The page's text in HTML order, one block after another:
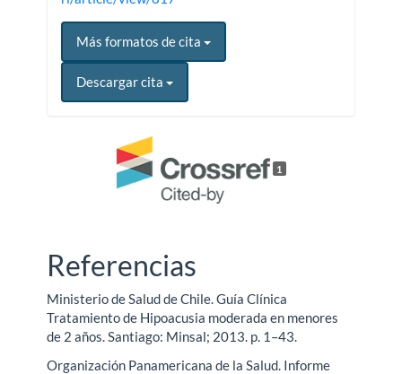
Más formatos de cita
Descargar cita
1
Referencias
Ministerio de Salud de Chile. Guía Clínica
Tratamiento de Hipoacusia moderada en menores
de 2 años. Santiago: Minsal; 2013. p. 1–43.
Organización Panamericana de la Salud. Informe